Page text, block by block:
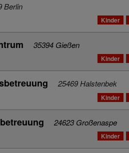
Berlin
Kinder
35394 Gießen
Kinder
25469 Halstenbek
Kinder
24623 Großenaspe
Kinder